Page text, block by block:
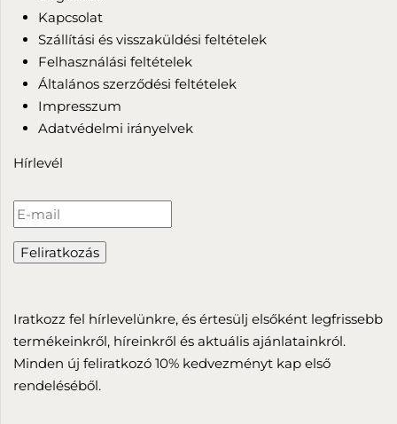
Kapcsolat
Szállítási és visszaküldési feltételek
Felhasználási feltételek
Általános szerződési feltételek
Impresszum
Adatvédelmi irányelvek
Hírlevél
Iratkozz fel hírlevelünkre, és értesülj elsőként legfrissebb
termékeinkről, híreinkről és aktuális ajánlatainkról.
Minden új feliratkozó 10% kedvezményt kap első
rendeléséből.